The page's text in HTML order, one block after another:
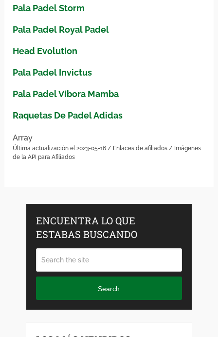
Pala Padel Storm
Pala Padel Royal Padel
Head Evolution
Pala Padel Invictus
Pala Padel Vibora Mamba
Raquetas De Padel Adidas
Array
Última actualización el 2023-05-16 / Enlaces de afiliados / Imágenes
de la API para Afiliados
ENCUENTRA LO QUE
ESTABAS BUSCANDO
Search